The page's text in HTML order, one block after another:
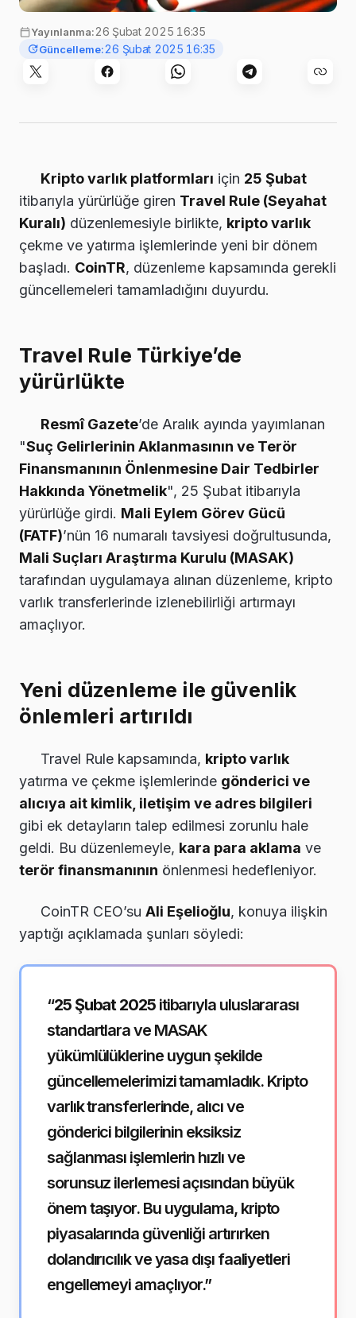
Görsel: Art Rachen,Unsplash
Yayınlanma:26 Şubat 2025 16:35
Güncelleme:26 Şubat 2025 16:35
Kripto varlık platformları için 25 Şubat
itibarıyla yürürlüğe giren Travel Rule (Seyahat
Kuralı) düzenlemesiyle birlikte, kripto varlık
çekme ve yatırma işlemlerinde yeni bir dönem
başladı. CoinTR, düzenleme kapsamında gerekli
güncellemeleri tamamladığını duyurdu.
Travel Rule Türkiye’de
yürürlükte
Resmî Gazete’de Aralık ayında yayımlanan
"Suç Gelirlerinin Aklanmasının ve Terör
Finansmanının Önlenmesine Dair Tedbirler
Hakkında Yönetmelik", 25 Şubat itibarıyla
yürürlüğe girdi. Mali Eylem Görev Gücü
(FATF)’nün 16 numaralı tavsiyesi doğrultusunda,
Mali Suçları Araştırma Kurulu (MASAK)
tarafından uygulamaya alınan düzenleme, kripto
varlık transferlerinde izlenebilirliği artırmayı
amaçlıyor.
Yeni düzenleme ile güvenlik
önlemleri artırıldı
Travel Rule kapsamında, kripto varlık
yatırma ve çekme işlemlerinde gönderici ve
alıcıya ait kimlik, iletişim ve adres bilgileri
gibi ek detayların talep edilmesi zorunlu hale
geldi. Bu düzenlemeyle, kara para aklama ve
terör finansmanının önlenmesi hedefleniyor.
CoinTR CEO’su Ali Eşelioğlu, konuya ilişkin
yaptığı açıklamada şunları söyledi:
“25 Şubat 2025itibarıyla uluslararası
standartlara ve MASAK
yükümlülüklerine uygun şekilde
güncellemelerimizi tamamladık. Kripto
varlık transferlerinde, alıcı ve
gönderici bilgilerinin eksiksiz
sağlanması işlemlerin hızlı ve
sorunsuz ilerlemesi açısından büyük
önem taşıyor. Bu uygulama, kripto
piyasalarında güvenliği artırırken
dolandırıcılık ve yasa dışı faaliyetleri
engellemeyi amaçlıyor.”